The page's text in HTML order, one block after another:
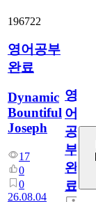
196722
영어공부
완료
Dynamic
Bountiful
Joseph
17
0
0
26.08.04
영
어
공
부
완
료